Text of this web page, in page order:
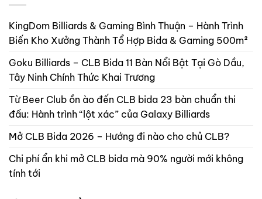
KingDom Billiards & Gaming Bình Thuận – Hành Trình
Biến Kho Xưởng Thành Tổ Hợp Bida & Gaming 500m²
Goku Billiards – CLB Bida 11 Bàn Nổi Bật Tại Gò Dầu,
Tây Ninh Chính Thức Khai Trương
Từ Beer Club ồn ào đến CLB bida 23 bàn chuẩn thi
đấu: Hành trình “lột xác” của Galaxy Billiards
Mở CLB Bida 2026 – Hướng đi nào cho chủ CLB?
Chi phí ẩn khi mở CLB bida mà 90% người mới không
tính tới